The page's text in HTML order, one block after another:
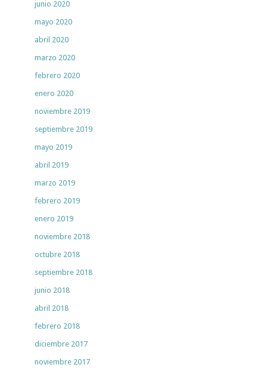
junio 2020
mayo 2020
abril 2020
marzo 2020
febrero 2020
enero 2020
noviembre 2019
septiembre 2019
mayo 2019
abril 2019
marzo 2019
febrero 2019
enero 2019
noviembre 2018
octubre 2018
septiembre 2018
junio 2018
abril 2018
febrero 2018
diciembre 2017
noviembre 2017